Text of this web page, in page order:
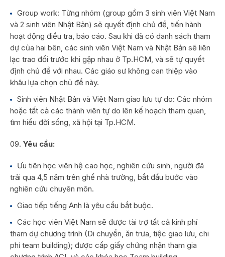
Group work: Từng nhóm (group gồm 3 sinh viên Việt Nam
và 2 sinh viên Nhật Bản) sẽ quyết định chủ đề, tiến hành
hoạt động điều tra, báo cáo. Sau khi đã có danh sách tham
dự của hai bên, các sinh viên Việt Nam và Nhật Bản sẽ liên
lạc trao đổi trước khi gặp nhau ở Tp.HCM, và sẽ tự quyết
định chủ đề với nhau. Các giáo sư không can thiệp vào
khâu lựa chọn chủ đề này.
Sinh viên Nhật Bản và Việt Nam giao lưu tự do: Các nhóm
hoặc tất cả các thành viên tự do lên kế hoạch tham quan,
tìm hiểu đời sống, xã hội tại Tp.HCM.
Yêu cầu:
Ưu tiên học viên hệ cao học, nghiên cứu sinh, người đã
trải qua 4,5 năm trên ghế nhà trường, bắt đầu bước vào
nghiên cứu chuyên môn.
Giao tiếp tiếng Anh là yêu cầu bắt buộc.
Các học viên Việt Nam sẽ được tài trợ tất cả kinh phí
tham dự chương trình (Di chuyển, ăn trưa, tiệc giao lưu, chi
phí team building); được cấp giấy chứng nhận tham gia